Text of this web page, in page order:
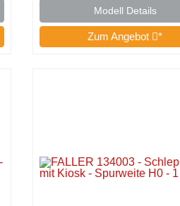
Maßstab: 1:87Modell Details
Zum Angebot *